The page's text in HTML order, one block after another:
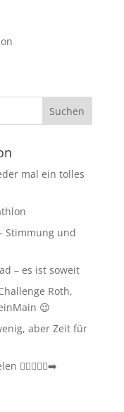
mal ein tolles
Stimmung und
– es ist soweit
Roth,
😉
aber Zeit für
🏊‍♀️🚴‍♂️🏃‍➡️